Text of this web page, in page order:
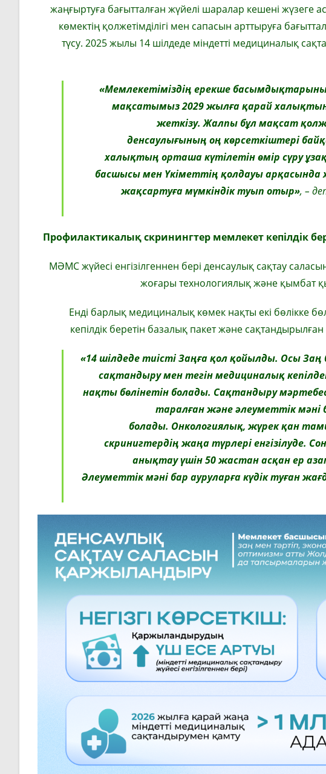
жаңғыртуға бағытталған жүйелі шаралар кешені
көмектің қолжетімділігі мен сапасын арттыруға
түсу. 2025 жылы 14 шілдеде міндетті медициналық
«Мемлекетіміздің ерекше
мақсатымыз 2029 жылға қарай
жеткізу. Жалпы бұл мақсат
денсаулығының оң көрсеткіштері
халықтың орташа күтілетін өмір сүру
басшысы мен Үкіметтің қолдауы арқасында
жақсартуға мүмкіндік туып отыр», –
Профилактикалық скринингтер мемлекет кепілдік
МӘМС жүйесі енгізілгеннен бері денсаулық сақтау
жоғары технологиялық және қымбат
Енді барлық медициналық көмек нақты екі бөлікке
кепілдік беретін базалық пакет және
«14 шілдеде тиісті Заңға қол қойылды. Осы
сақтандыру мен тегін медициналық
нақты бөлінетін болады. Сақтандыру
таралған және әлеуметтік мәні
болады. Онкологиялық, жүрек қан
скринигтердің жаңа түрлері енгізілуде.
анықтау үшін 50 жастан асқан ер
Әлеуметтік мәні бар ауруларға күдік туған